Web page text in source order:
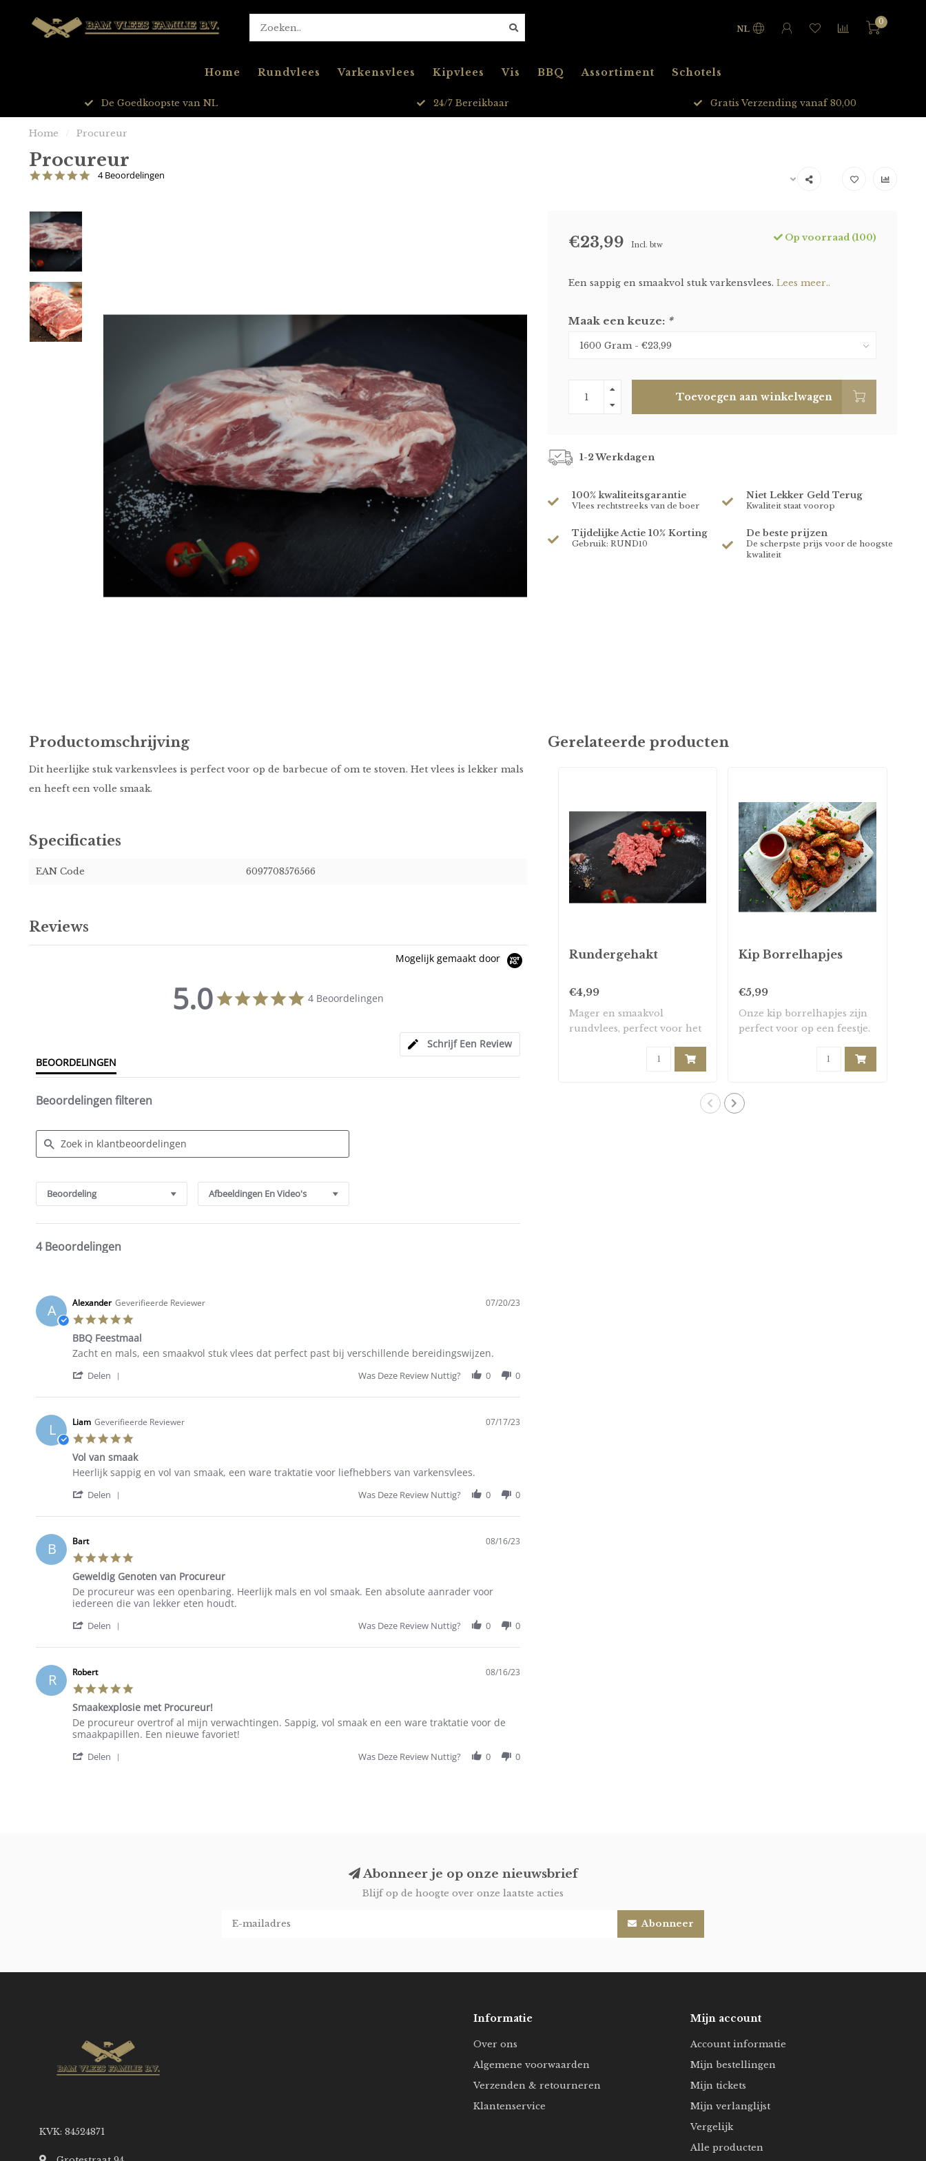
NL
0
Home Rundvlees Varkensvlees Kipvlees Vis BBQ Assortiment Schotels
24/7 Bereikbaar Gratis Verzending vanaf 80,00 Gratis Verzending vanaf 80,00
Home / Procureur
Procureur
5.0
4 Beoordelingen
€23,99 Incl. btw
Op voorraad (100)
Een sappig en smaakvol stuk varkensvlees. Lees meer..
Maak een keuze: *
Toevoegen aan winkelwagen
1-2 Werkdagen
100% kwaliteitsgarantie
Vlees rechtstreeks van de boer
Niet Lekker Geld Terug
Kwaliteit staat voorop
Tijdelijke Actie 10% Korting
Gebruik: RUND10
De beste prijzen
De scherpste prijs voor de hoogste
kwaliteit
Productomschrijving
Dit heerlijke stuk varkensvlees is perfect voor op de barbecue of om te stoven. Het vlees is lekker mals
en heeft een volle smaak.
Specificaties
EAN Code 6097708576566
Reviews
Mogelijk gemaakt door
5.0
star
4 Beoordelingen
Schrijf Een Review
BEOORDELINGEN
Beoordelingen filteren
Reviews
Beoordeling Afbeeldingen En Video's
4 Beoordelingen
A Alexander Geverifieerde Reviewer
rating
07/20/23
BBQ Feestmaal
Review
Alexander
20
2023
review
BBQ
Zacht en mals, een smaakvol stuk vlees dat perfect past bij verschillende bereidingswijzen.
Delen
Review
Alexander
on
20
Jul
2023
Was Deze Review Nuttig? 0 0
L Liam Geverifieerde Reviewer
rating
07/17/23
Vol van smaak
Review
Liam
17
2023
review
Vol
smaak
Heerlijk sappig en vol van smaak, een ware traktatie voor liefhebbers van varkensvlees.
Delen
Review
on
17
Jul
2023
Was Deze Review Nuttig? 0 0
B Bart
rating
08/16/23
Geweldig Genoten van Procureur
Review
by
on
Aug
review
stating
Genoten
Procureur
De procureur was een openbaring. Heerlijk mals en vol smaak. Een absolute aanrader voor
iedereen die van lekker eten houdt.
Delen
Review
on
16
Aug
2023
Was Deze Review Nuttig? 0 0
R Robert
rating
08/16/23
Smaakexplosie met Procureur!
Review
by
on
review
stating
met
De procureur overtrof al mijn verwachtingen. Sappig, vol smaak en een ware traktatie voor de
smaakpapillen. Een nieuwe favoriet!
Delen Was Deze Review Nuttig? 0 0
Gerelateerde producten
Rundergehakt
€4,99
Mager en smaakvol
rundvlees, perfect voor het
Kip Borrelhapjes
€5,99
Onze kip borrelhapjes zijn
perfect voor op een feestje.
Abonneer je op onze nieuwsbrief
Blijf op de hoogte over onze laatste acties
Abonneer
KVK: 84524871
Informatie
Over ons
Algemene voorwaarden
Verzenden & retourneren
Klantenservice
Mijn account
Account informatie
Mijn bestellingen
Mijn tickets
Mijn verlanglijst
Vergelijk
Alle producten